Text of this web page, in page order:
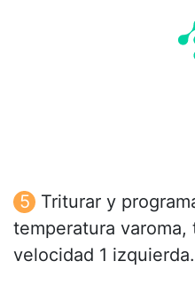
Triturar y
temperatura varoma,
velocidad 1 izquierda.